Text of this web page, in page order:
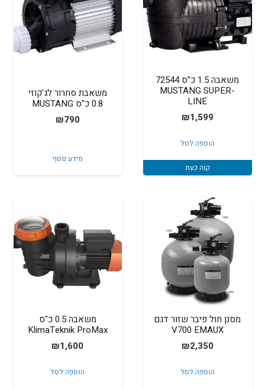
משאבה 1.5 כ"ס 72544
MUSTANG SUPER-
LINE
₪1,599
הוספה לסל
קנה כעת
משאבת סחרור לג'קוזי
0.8 כ"ס MUSTANG
₪790
מידע נוסף
מסנן חול פיבר שזור דגם
V700 EMAUX
₪2,350
הוספה לסל
משאבה 0.5 כ"ס
KlimaTeknik ProMax
₪1,600
הוספה לסל